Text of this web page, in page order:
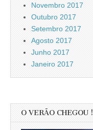
Novembro 2017
Outubro 2017
Setembro 2017
Agosto 2017
Junho 2017
Janeiro 2017
O VERÃO CHEGOU !